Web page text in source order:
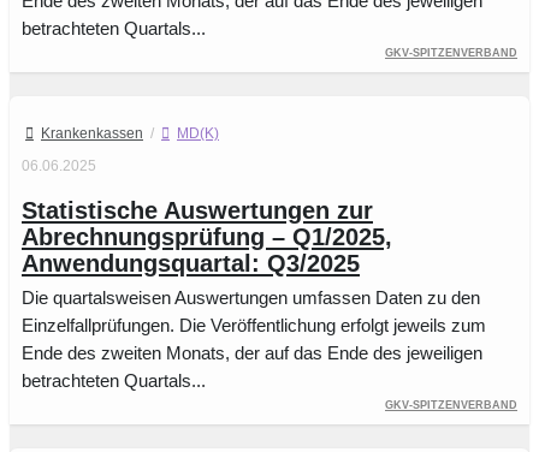
betrachteten Quartals...
GKV-Spitzenverband
Krankenkassen /
MD(K)
06.06.2025
Statistische Auswertungen zur
Abrechnungsprüfung – Q1/2025,
Anwendungsquartal: Q3/2025
Die quartalsweisen Auswertungen umfassen Daten zu den
Einzelfallprüfungen. Die Veröffentlichung erfolgt jeweils zum
Ende des zweiten Monats, der auf das Ende des jeweiligen
betrachteten Quartals...
GKV-Spitzenverband